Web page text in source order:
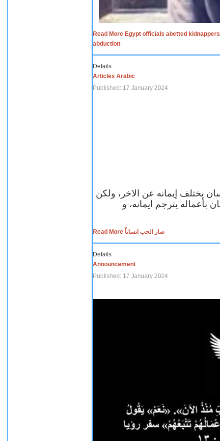
Read More Egypt officials abetted
abduction
Details
Articles Arabic
Published: 17 January 2024
يختلف إيمانه عن الاخر، ولكن
بأعماله يترجم ايمانه، و
Read More صار الحب انساناً
Details
Announcement
Published: 17 January 2024